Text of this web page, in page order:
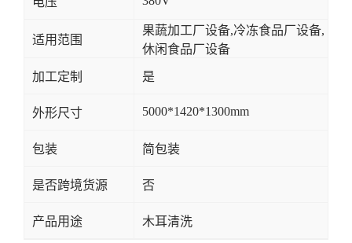
适用范围
果蔬加工厂设备,冷冻食品厂设备,
休闲食品厂设备
加工定制 是
外形尺寸 5000*1420*1300mm
包装 简包装
是否跨境货源 否
产品用途 木耳清洗